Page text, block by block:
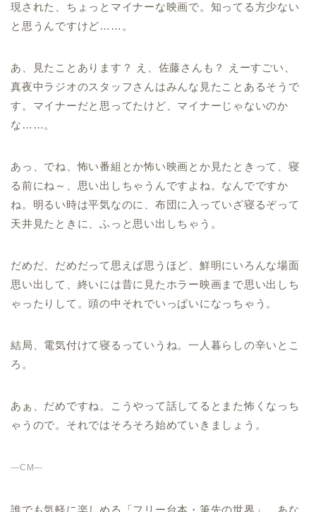
現された、ちょっとマイナーな映画で。知ってる方少ない
と思うんですけど……。
あ、見たことあります？ え、佐藤さんも？ えーすごい、
真夜中ラジオのスタッフさんはみんな見たことあるそうで
す。マイナーだと思ってたけど、マイナーじゃないのか
な……。
あっ、でね、怖い番組とか怖い映画とか見たときって、寝
る前にね～、思い出しちゃうんですよね。なんでですか
ね。明るい時は平気なのに、布団に入っていざ寝るぞって
天井見たときに、ふっと思い出しちゃう。
だめだ、だめだって思えば思うほど、鮮明にいろんな場面
思い出して、終いには昔に見たホラー映画まで思い出しち
ゃったりして。頭の中それでいっぱいになっちゃう。
結局、電気付けて寝るっていうね。一人暮らしの辛いとこ
ろ。
あぁ、だめですね。こうやって話してるとまた怖くなっち
ゃうので。それではそろそろ始めていきましょう。
—CM—